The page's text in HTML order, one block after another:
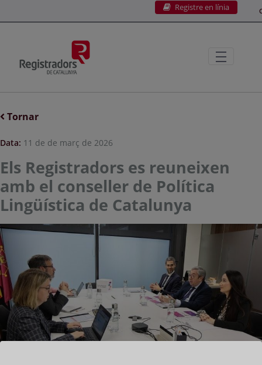
Registre en línia
Tornar
Data: 11 de de març de 2026
Els Registradors es reuneixen
amb el conseller de Política
Lingüística de Catalunya